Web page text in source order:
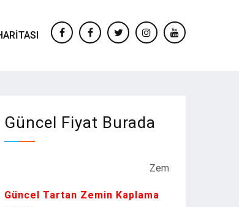
facebookFacebooktwitterinstagramyoutube
Güncel Fiyat Burada
Zemin Kaplama Fiyatları
Güncel Tartan Zemin Kaplama